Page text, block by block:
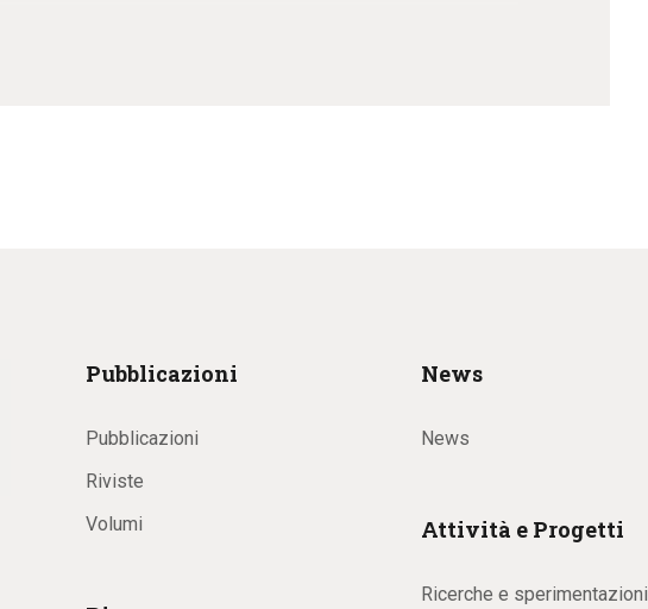
Pubblicazioni
Pubblicazioni
Riviste
Volumi
News
News
Attività e Progetti
Ricerche e sperimentazioni